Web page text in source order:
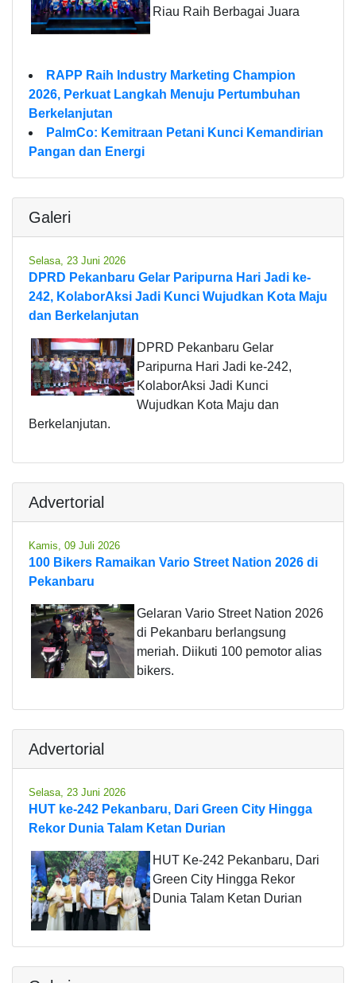
Riau Raih Berbagai Juara
RAPP Raih Industry Marketing Champion
2026, Perkuat Langkah Menuju Pertumbuhan
Berkelanjutan
PalmCo: Kemitraan Petani Kunci Kemandirian
Pangan dan Energi
Galeri
Selasa, 23 Juni 2026
DPRD Pekanbaru Gelar Paripurna Hari Jadi ke-
242, KolaborAksi Jadi Kunci Wujudkan Kota Maju
dan Berkelanjutan
DPRD Pekanbaru Gelar
Paripurna Hari Jadi ke-242,
KolaborAksi Jadi Kunci
Wujudkan Kota Maju dan
Berkelanjutan.
Advertorial
Kamis, 09 Juli 2026
100 Bikers Ramaikan Vario Street Nation 2026 di
Pekanbaru
Gelaran Vario Street Nation 2026
di Pekanbaru berlangsung
meriah. Diikuti 100 pemotor alias
bikers.
Advertorial
Selasa, 23 Juni 2026
HUT ke-242 Pekanbaru, Dari Green City Hingga
Rekor Dunia Talam Ketan Durian
HUT Ke-242 Pekanbaru, Dari
Green City Hingga Rekor
Dunia Talam Ketan Durian